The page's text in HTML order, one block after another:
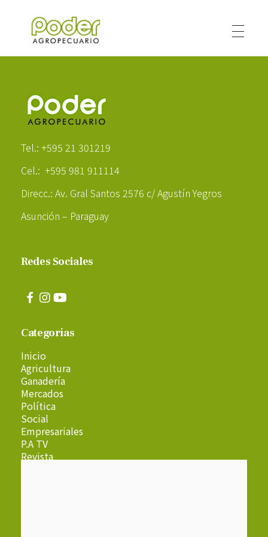
Tel.: +595 21 301219
Cel.: +595 981 911114
Direcc.: Av. Gral Santos 2576 c/ Agustín Yegros
Asunción – Paraguay
Redes Sociales
Categorías
Inicio
Agricultura
Ganadería
Mercados
Política
Social
Empresariales
P.A TV
Revista